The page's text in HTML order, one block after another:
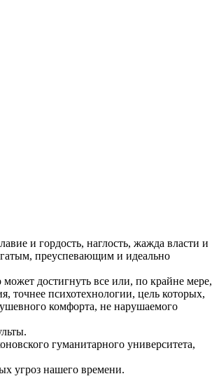
и гордость, наглость, жажда власти и
преуспевающим и идеально
достигнуть все или, по крайне мере,
точнее психотехнологии, цель которых,
комфорта, не нарушаемого
гуманитарного университета,
угроз нашего времени.